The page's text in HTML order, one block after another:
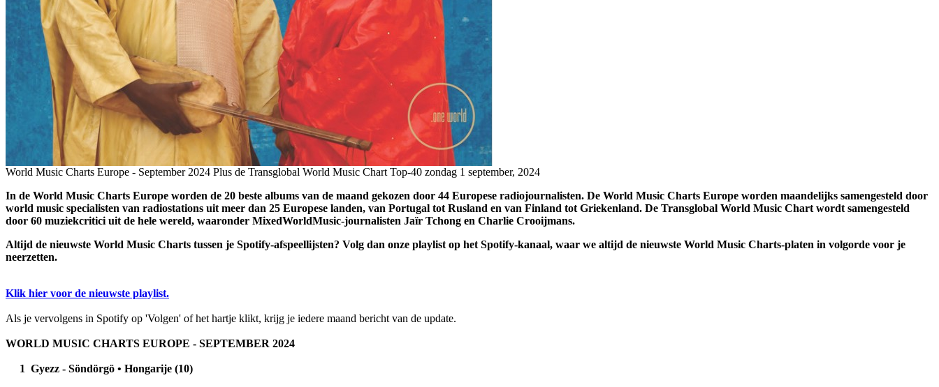
World Music Charts Europe - September 2024 Plus de Transglobal World Music Chart Top-40 zondag 1 september, 2024
In de World Music Charts Europe worden de 20 beste albums van de maand gekozen door 44 Europese radiojournalisten. De World Music Charts Europe worden maandelijks samengesteld door
world music specialisten van radiostations uit meer dan 25 Europese landen, van Portugal tot Rusland en van Finland tot Griekenland. De Transglobal World Music Chart wordt samengesteld
door 60 muziekcritici uit de hele wereld, waaronder MixedWorldMusic-journalisten Jaïr Tchong en Charlie Crooijmans.
Altijd de nieuwste World Music Charts tussen je Spotify-afspeellijsten? Volg dan onze playlist op het Spotify-kanaal, waar we altijd de nieuwste World Music Charts-platen in volgorde voor je
neerzetten.
Klik hier voor de nieuwste playlist.
Als je vervolgens in Spotify op 'Volgen' of het hartje klikt, krijg je iedere maand bericht van de update.
WORLD MUSIC CHARTS EUROPE - SEPTEMBER 2024
1 Gyezz - Söndörgö • Hongarije (10)